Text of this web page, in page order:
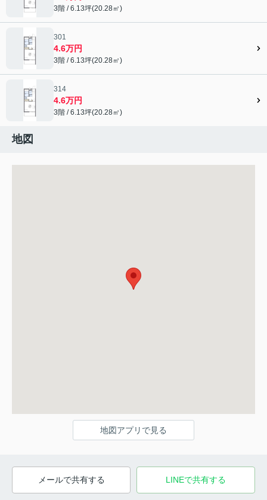
3階 / 6.13坪(20.28㎡)
301
4.6万円
3階 / 6.13坪(20.28㎡)
314
4.6万円
3階 / 6.13坪(20.28㎡)
地図
地図アプリで見る
メールで共有する LINEで共有する